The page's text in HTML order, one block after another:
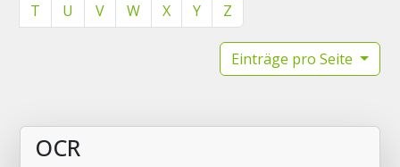
T
U V W X Y Z
Einträge pro Seite
OCR